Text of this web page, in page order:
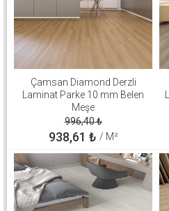
Çamsan Diamond Derzli
Laminat Parke 10 mm Belen
Meşe
996,40₺
938,61 ₺ / M²